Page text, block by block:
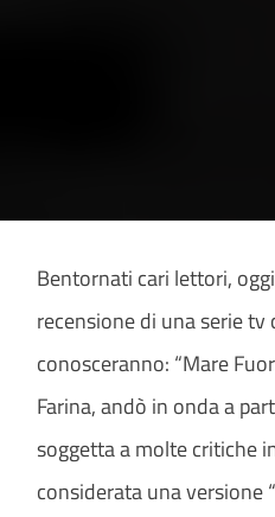
Bentornati cari lettori,
recensione di una serie
conosceranno: “Mare
Farina, andò in onda a
soggetta a molte critiche
considerata una versione